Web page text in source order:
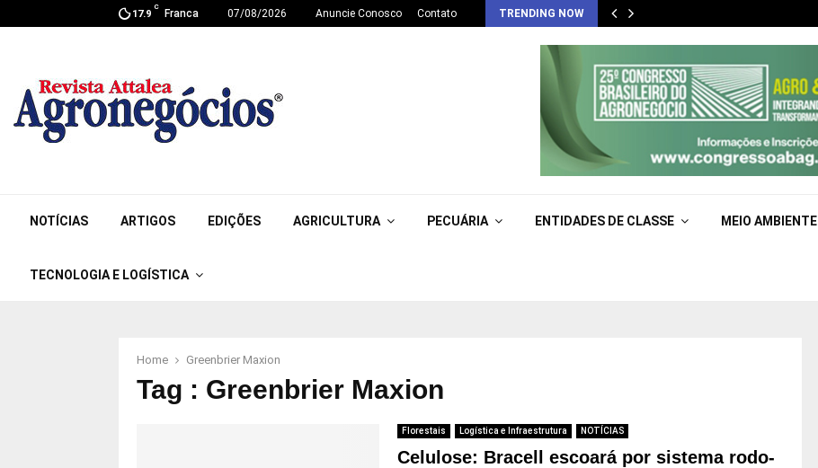
17.9
C
Franca 07/08/2026 Anuncie Conosco Contato TRENDING NOW
NOTÍCIAS ARTIGOS EDIÇÕES AGRICULTURA PECUÁRIA ENTIDADES DE CLASSE MEIO AMBIENTE
TECNOLOGIA E LOGÍSTICA
Home Greenbrier Maxion
Tag : Greenbrier Maxion
Florestais Logística e Infraestrutura NOTÍCIAS
Celulose: Bracell escoará por sistema rodo-